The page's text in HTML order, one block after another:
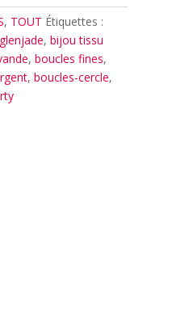
, TOUT Étiquettes :
,bijou tissu
,boucles fines,
,boucles-cercle,